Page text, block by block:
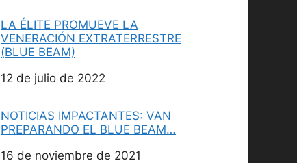
LA ÉLITE PROMUEVE LA
VENERACIÓN EXTRATERRESTRE
(BLUE BEAM)
Fecha
12 de julio de 2022
NOTICIAS IMPACTANTES: VAN
PREPARANDO EL BLUE BEAM…
Fecha
16 de noviembre de 2021